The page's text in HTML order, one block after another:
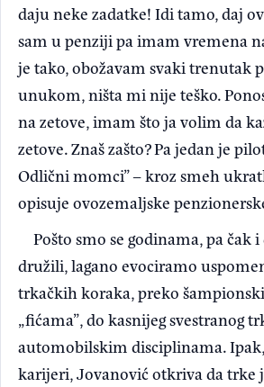
daju neke zadatke! Idi tamo, daj
sam u penziji pa imam vremena
je tako, obožavam svaki trenutak
unukom, ništa mi nije teško.
na zetove, imam što ja volim da
zetove. Znaš zašto? Pa jedan je
Odlični momci” – kroz smeh
opisuje ovozemaljske
Pošto smo se godinama, pa čak
družili, lagano evociramo
trkačkih koraka, preko
„fićama”, do kasnijeg svestranog
automobilskim disciplinama.
karijeri, Jovanović otkriva da trke